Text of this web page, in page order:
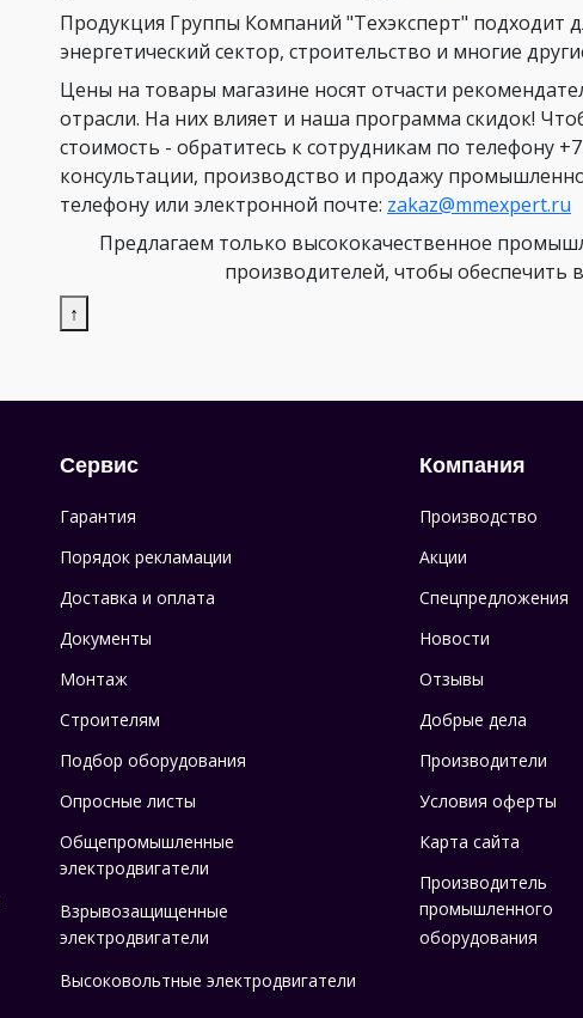
Продукция Группы Компаний "Техэксперт" подходит
энергетический сектор, строительство и многие
Цены на товары магазине носят отчасти
отрасли. На них влияет и наша программа скидок!
стоимость - обратитесь к сотрудникам по телефону
консультации, производство и продажу
телефону или электронной почте: zakaz@mmexpert.ru
Предлагаем только высококачественное
производителей, чтобы обеспечить
↑
Сервис
Гарантия
Порядок рекламации
Доставка и оплата
Документы
Монтаж
Строителям
Подбор оборудования
Опросные листы
Общепромышленные
электродвигатели
Взрывозащищенные
электродвигатели
Высоковольтные электродвигатели
Компания
Производство
Акции
Спецпредложения
Новости
Отзывы
Добрые дела
Производители
Условия оферты
Карта сайта
Производитель
промышленного
оборудования